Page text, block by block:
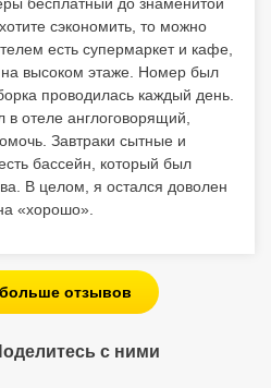
сэкономить, то можно
есть супермаркет и кафе,
высоком этаже. Номер был
проводилась каждый день.
отеле англоговорящий,
Завтраки сытные и
бассейн, который был
В целом, я остался доволен
«хорошо».
отзывов
с ними